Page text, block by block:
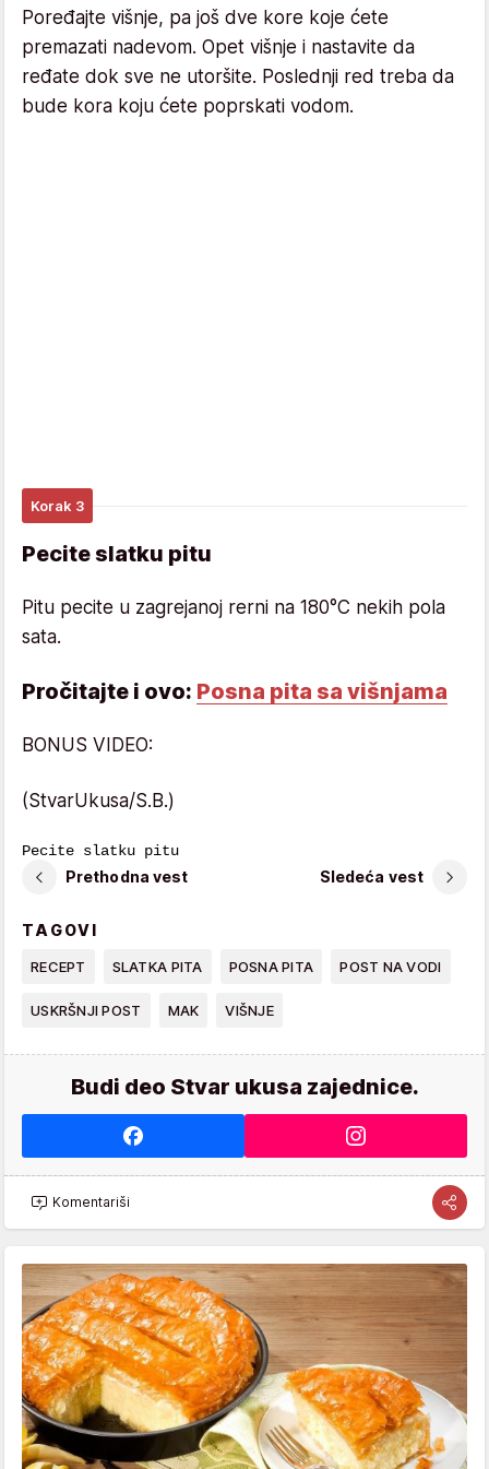
Poređajte višnje, pa još dve kore koje ćete
premazati nadevom. Opet višnje i nastavite da
ređate dok sve ne utoršite. Poslednji red treba da
bude kora koju ćete poprskati vodom.
Korak 3
Pecite slatku pitu
Pitu pecite u zagrejanoj rerni na 180°C nekih pola
sata.
Pročitajte i ovo: Posna pita sa višnjama
BONUS VIDEO:
(StvarUkusa/S.B.)
Pecite slatku pitu
Prethodna vest Sledeća vest
TAGOVI
RECEPT SLATKA PITA POSNA PITA POST NA VODI
USKRŠNJI POST MAK VIŠNJE
Budi deo Stvar ukusa zajednice.
Komentariši